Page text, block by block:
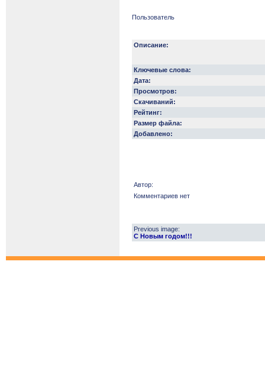
Пользователь
Описание:
Ключевые слова:
Дата:
Просмотров:
Скачиваний:
Рейтинг:
Размер файла:
Добавлено:
Автор:
Комментариев нет
Previous image:
С Новым годом!!!